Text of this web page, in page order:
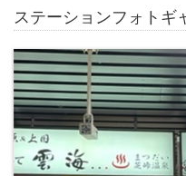
ステーションフォトギ